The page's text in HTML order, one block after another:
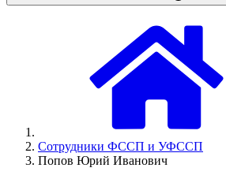
Сотрудники ФССП и УФССП
Попов Юрий Иванович